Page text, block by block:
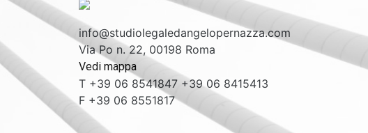
info@studiolegaledangelopernazza.com
Via Po n. 22, 00198 Roma
Vedi mappa
T +39 06 8541847 +39 06 8415413
F +39 06 8551817